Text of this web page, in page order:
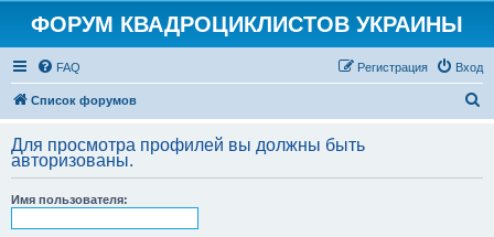
ФОРУМ КВАДРОЦИКЛИСТОВ УКРАИНЫ
FAQ Вход
Регистрация
Список форумов
с
Для просмотра профилей вы должны быть
авторизованы.
Имя пользователя: